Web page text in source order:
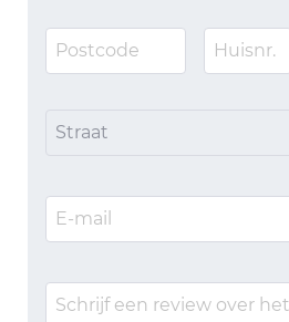
Straat